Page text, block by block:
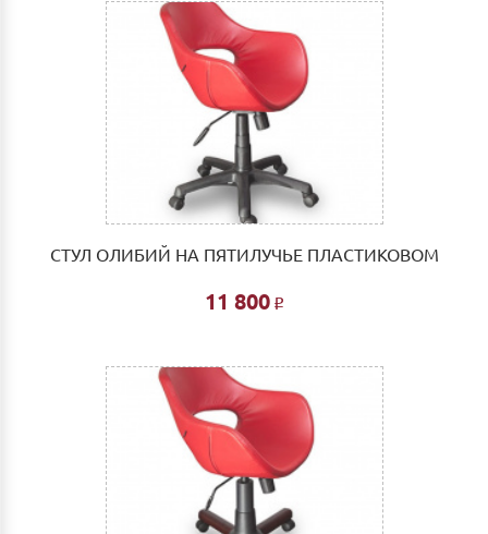
СТУЛ ОЛИБИЙ НА ПЯТИЛУЧЬЕ ПЛАСТИКОВОМ
11 800 Р